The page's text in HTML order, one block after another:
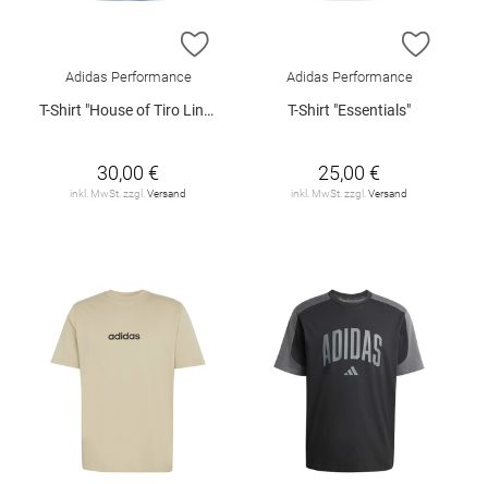
ZUR WUNSCHLISTE HINZUFÜGEN
Adidas Performance
T-Shirt "House of Tiro Linear"
30,00 €
inkl. MwSt. zzgl. Versand
ZUR
Adidas Performance
T-Shirt "Essentials"
25,00 €
inkl. MwSt. zzgl. Versand